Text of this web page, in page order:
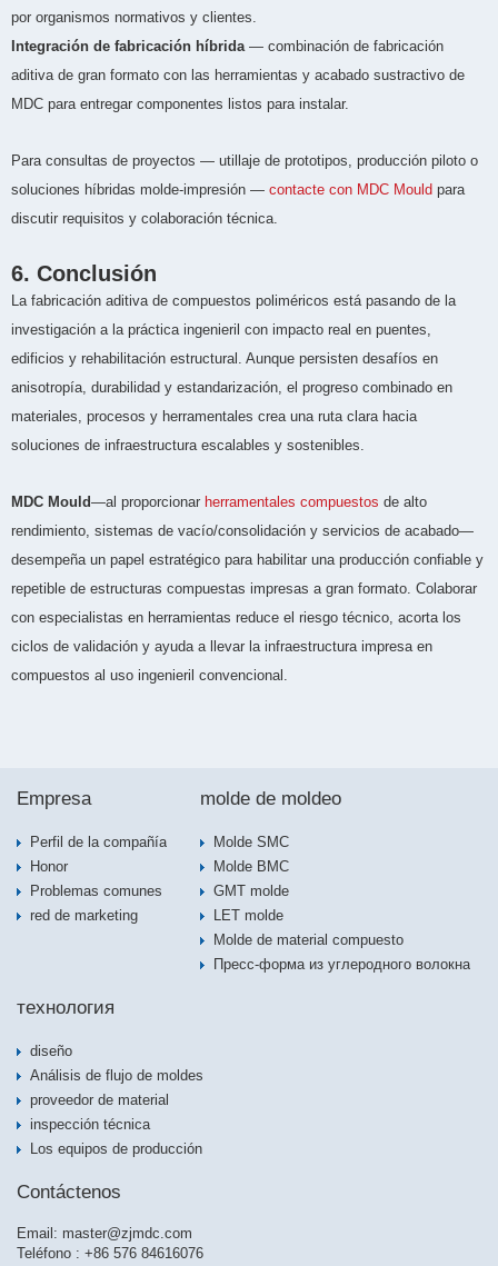
por organismos normativos y clientes.
Integración de fabricación híbrida— combinación de fabricación
aditiva de gran formato con las herramientas y acabado sustractivo de
MDC para entregar componentes listos para instalar.
Para consultas de proyectos — utillaje de prototipos, producción piloto o
soluciones híbridas molde-impresión — contacte con MDC Mould para
discutir requisitos y colaboración técnica.
6. Conclusión
La fabricación aditiva de compuestos poliméricos está pasando de la
investigación a la práctica ingenieril con impacto real en puentes,
edificios y rehabilitación estructural. Aunque persisten desafíos en
anisotropía, durabilidad y estandarización, el progreso combinado en
materiales, procesos y herramentales crea una ruta clara hacia
soluciones de infraestructura escalables y sostenibles.
MDC Mould—al proporcionar herramentales compuestos de alto
rendimiento, sistemas de vacío/consolidación y servicios de acabado—
desempeña un papel estratégico para habilitar una producción confiable y
repetible de estructuras compuestas impresas a gran formato. Colaborar
con especialistas en herramientas reduce el riesgo técnico, acorta los
ciclos de validación y ayuda a llevar la infraestructura impresa en
compuestos al uso ingenieril convencional.
Empresa
Perfil de la compañía
Honor
Problemas comunes
red de marketing
molde de moldeo
Molde SMC
Molde BMC
GMT molde
LET molde
Molde de material compuesto
Пресс-форма из углеродного волокна
технология
diseño
Análisis de flujo de moldes
proveedor de material
inspección técnica
Los equipos de producción
Contáctenos
Email: master@zjmdc.com
Teléfono : +86 576 84616076